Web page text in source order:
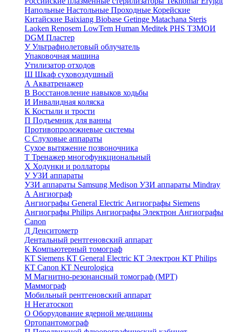
Напольные Настольные Проходные Корейские
Китайские Baixiang Biobase Getinge Matachana Steris
Laoken Renosem LowTem Human Meditek PHS ТЗМОИ
DGM Пластер
УУльтрафиолетовый облучатель
Упаковочная машина
Утилизатор отходов
Ш Шкаф суховоздушный
А Акватренажер
В Восстановление навыков ходьбы
И Инвалидная коляска
К Костыли и трости
П Подъемник для ванны
Противопролежневые системы
С Слуховые аппараты
Сухое вытяжение позвоночника
Т Тренажер многофункциональный
Х Ходунки и роллаторы
УУЗИ аппараты
УЗИ аппараты Samsung Medison УЗИ аппараты Mindray
А Ангиограф
Ангиографы General Electric Ангиографы Siemens
Ангиографы Philips Ангиографы Электрон Ангиографы
Canon
Д Денситометр
Дентальный рентгеновский аппарат
К Компьютерный томограф
КТ Siemens КТ General Electric КТ Электрон КТ Philips
КТ Canon КТ Neurologica
М Магнитно-резонансный томограф (МРТ)
Маммограф
Мобильный рентгеновский аппарат
Н Негатоскоп
О Оборудование ядерной медицины
Ортопантомограф